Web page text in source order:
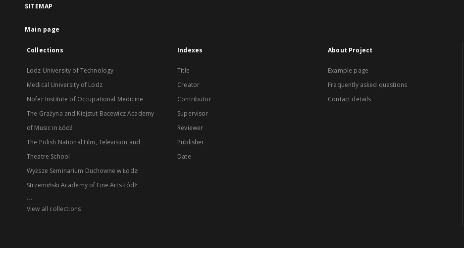
SITEMAP
Main page
Collections
Lodz University of Technology
Medical University of Lodz
Nofer Institute of Occupational Medicine
The Grażyna and Kiejstut Bacewicz Academy
of Music in Łódź
The Polish National Film, Television and
Theatre School
Wyższe Seminarium Duchowne w Łodzi
Strzemiński Academy of Fine Arts Łódź
...
View all collections
Indexes
Title
Creator
Contributor
Supervisor
Reviewer
Publisher
Date
About Project
Example page
Frequently asked questions
Contact details